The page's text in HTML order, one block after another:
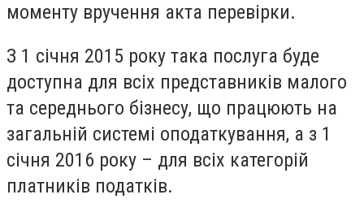
моменту вручення акта перевірки.
З 1 січня 2015 року така послуга буде
доступна для всіх представників малого
та середнього бізнесу, що працюють на
загальній системі оподаткування, а з 1
січня 2016 року – для всіх категорій
платників податків.